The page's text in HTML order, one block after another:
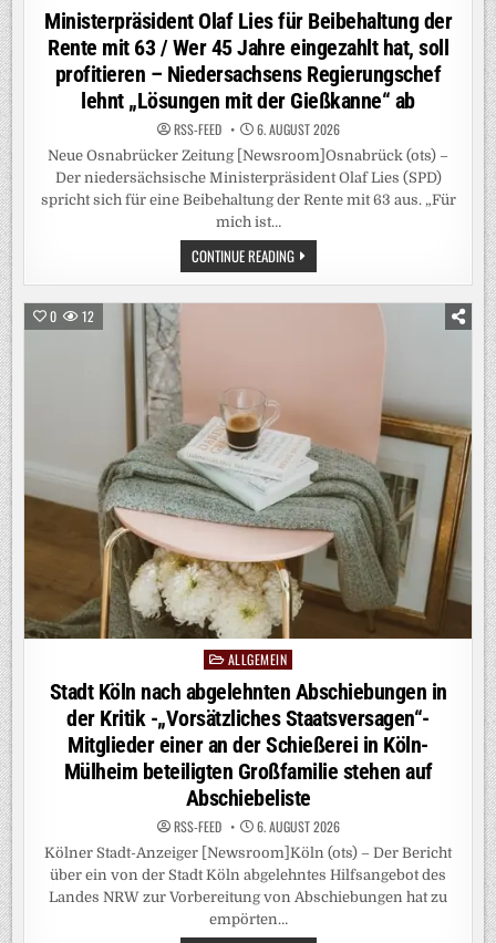
in
Ministerpräsident Olaf Lies für Beibehaltung der
Rente mit 63 / Wer 45 Jahre eingezahlt hat, soll
profitieren – Niedersachsens Regierungschef
lehnt „Lösungen mit der Gießkanne“ ab
RSS-FEED 6. AUGUST 2026
Neue Osnabrücker Zeitung [Newsroom]Osnabrück (ots) –
Der niedersächsische Ministerpräsident Olaf Lies (SPD)
spricht sich für eine Beibehaltung der Rente mit 63 aus. „Für
mich ist…
CONTINUE READINGMINISTERPRÄSIDENT
OLAF
LIES
EINGEZAHLT
HAT,
SOLL
PROFITIEREN
–
NIEDERSACHSENS
REGIERUNGSCHEF
LEHNT
„LÖSUNGEN
MIT
DER
GIESSKANNE“ A
B
0 12
PostedALLGEMEIN
Stadt Köln nach abgelehnten Abschiebungen in
der Kritik -„Vorsätzliches Staatsversagen“-
Mitglieder einer an der Schießerei in Köln-
Mülheim beteiligten Großfamilie stehen auf
Abschiebeliste
RSS-FEED 6. AUGUST 2026
Kölner Stadt-Anzeiger [Newsroom]Köln (ots) – Der Bericht
über ein von der Stadt Köln abgelehntes Hilfsangebot des
Landes NRW zur Vorbereitung von Abschiebungen hat zu
empörten…